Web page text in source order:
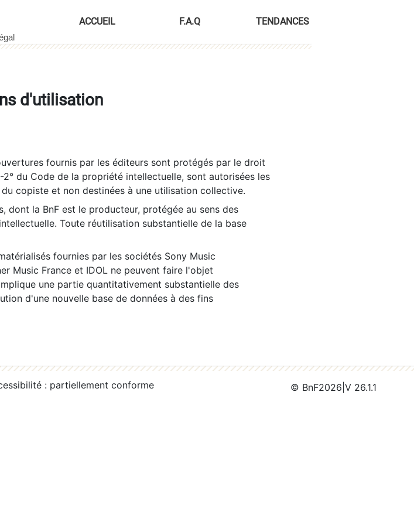
ACCUEIL F.A.Q TENDANCES
d'utilisation
fournis par les éditeurs sont protégés par le droit
du Code de la propriété intellectuelle, sont autorisées les
copiste et non destinées à une utilisation collective.
dont la BnF est le producteur, protégée au sens des
Toute réutilisation substantielle de la base
fournies par les sociétés Sony Music
Music France et IDOL ne peuvent faire l'objet
une partie quantitativement substantielle des
d'une nouvelle base de données à des fins
: partiellement conforme © BnF2026 V 26.1.1